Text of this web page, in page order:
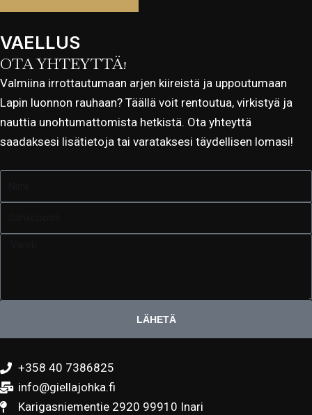
VAELLUS
OTA YHTEYTTÄ!
Valmiina irrottautumaan arjen kiireistä ja uppoutumaan
Lapin luonnon rauhaan? Täällä voit rentoutua, virkistyä ja
nauttia unohtumattomista hetkistä. Ota yhteyttä
saadaksesi lisätietoja tai varataksesi täydellisen lomasi!
i
i
ä
t
i
s
i
LÄHETÄ
+358 40 7386825
info@giellajohka.fi
Karigasniementie 2920 99910 Inari